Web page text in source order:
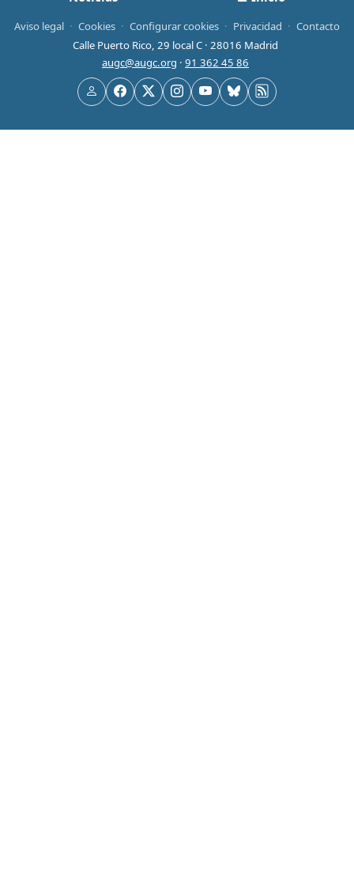
Aviso legal · Cookies · Configurar cookies · Privacidad · Contacto
Calle Puerto Rico, 29 local C · 28016 Madrid
augc@augc.org · 91 362 45 86
UsuarioFacebook
X Instagram
YouTube
Bluesky
RSS